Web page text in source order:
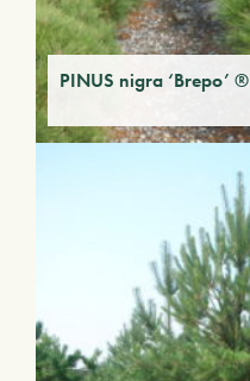
PINUS nigra ‘Brepo’ ®